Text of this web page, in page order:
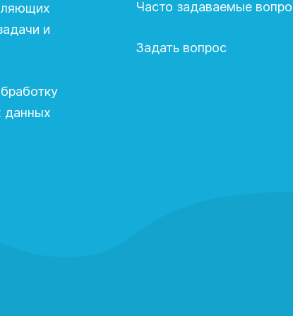
и
данных
Часто задаваемые
Задать вопрос